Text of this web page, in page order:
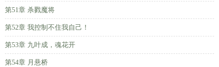
第51章 杀戮魔将
第52章 我控制不住我自己！
第53章 九叶成，魂花开
第54章 月悬桥